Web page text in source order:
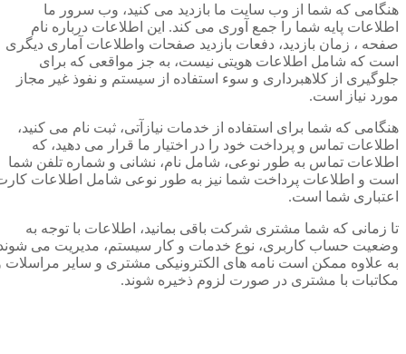
هنگامی که شما از وب سایت ما بازدید می کنید، وب سرور ما
اطلاعات پایه شما را جمع آوری می کند. این اطلاعات درباره نام
صفحه ، زمان بازدید، دفعات بازدید صفحات واطلاعات آماری دیگری
است که شامل اطلاعات هویتی نیست، به جز مواقعی که برای
جلوگیری از کلاهبرداری و سوء استفاده از سیستم و نفوذ غیر مجاز
مورد نیاز است.
هنگامی که شما برای استفاده از خدمات نیازآتی، ثبت نام می کنید،
اطلاعات تماس و پرداخت خود را در اختیار ما قرار می دهید، که
اطلاعات تماس به طور نوعی، شامل نام، نشانی و شماره تلفن شما
است و اطلاعات پرداخت شما نیز به طور نوعی شامل اطلاعات کارت
اعتباری شما است.
تا زمانی که شما مشتری شرکت باقی بمانید، اطلاعات با توجه به
وضعیت حساب کاربری، نوع خدمات و کار سیستم، مدیریت می شوند.
به علاوه ممکن است نامه های الکترونیکی مشتری و سایر مراسلات و
مکاتبات با مشتری در صورت لزوم ذخیره شوند.